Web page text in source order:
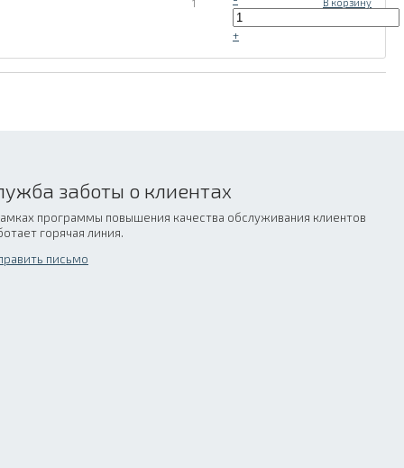
1
+
заботы о клиентах
программы повышения качества обслуживания клиентов
горячая линия.
письмо